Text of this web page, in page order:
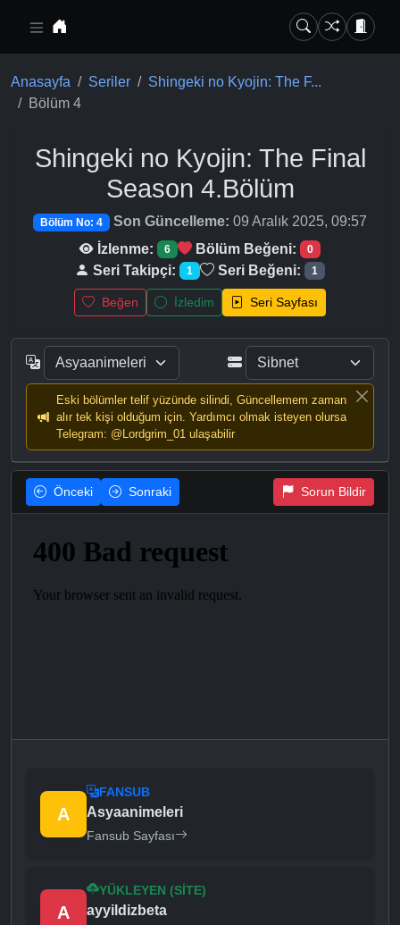
Anasayfa Seriler
Shingeki no Kyojin: The F...
Bölüm 4
Shingeki no Kyojin: The Final
Season 4.Bölüm
Bölüm No: 4 Son Güncelleme: 09 Aralık 2025, 09:57
İzlenme:
6 Bölüm Beğeni: 0
Seri Takipçi: 1 Seri Beğeni: 1
Beğen İzledim Seri Sayfası
Eski bölümler telif yüzünde silindi, Güncellemem zaman
alır tek kişi olduğum için. Yardımcı olmak isteyen olursa
Telegram: @Lordgrim_01 ulaşabilir
Önceki Sonraki Sorun Bildir
A
FANSUB
Asyaanimeleri
Fansub Sayfası
A
YÜKLEYEN (SITE)
ayyildizbeta